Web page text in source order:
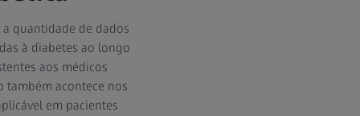
quantidade de dados
à diabetes ao longo
aos médicos
acontece nos
em pacientes